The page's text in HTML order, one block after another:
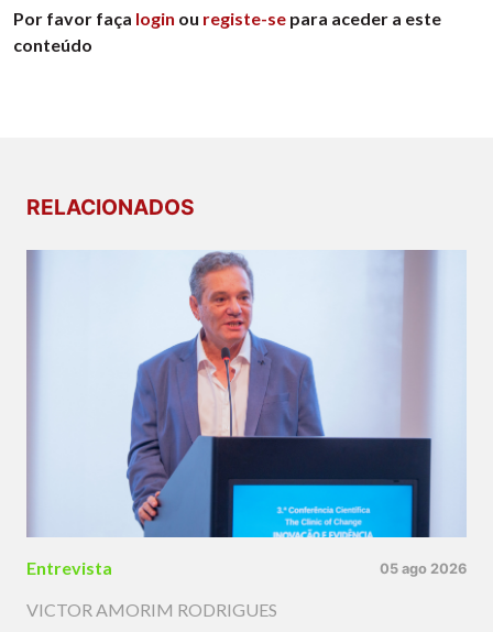
Por favor faça login ou registe-se para aceder a este
conteúdo
RELACIONADOS
Entrevista 05 ago 2026
VICTOR AMORIM RODRIGUES